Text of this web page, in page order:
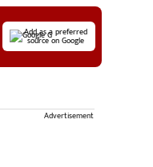
Add as a preferred
source on Google
Advertisement